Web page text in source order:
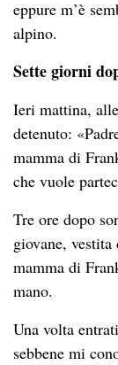
eppure m’è
alpino.
Sette giorni
Ieri mattina,
detenuto:
mamma di
che vuole
Tre ore dopo
giovane,
mamma di
mano.
Una volta
sebbene mi